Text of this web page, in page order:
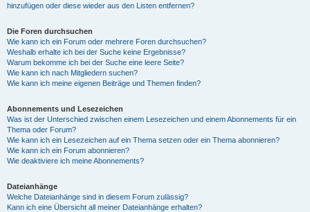
hinzufügen oder diese wieder aus den Listen entfernen?
Die Foren durchsuchen
Wie kann ich ein Forum oder mehrere Foren durchsuchen?
Weshalb erhalte ich bei der Suche keine Ergebnisse?
Warum bekomme ich bei der Suche eine leere Seite?
Wie kann ich nach Mitgliedern suchen?
Wie kann ich meine eigenen Beiträge und Themen finden?
Abonnements und Lesezeichen
Was ist der Unterschied zwischen einem Lesezeichen und einem Abonnements für ein
Thema oder Forum?
Wie kann ich ein Lesezeichen auf ein Thema setzen oder ein Thema abonnieren?
Wie kann ich ein Forum abonnieren?
Wie deaktiviere ich meine Abonnements?
Dateianhänge
Welche Dateianhänge sind in diesem Forum zulässig?
Kann ich eine Übersicht all meiner Dateianhänge erhalten?